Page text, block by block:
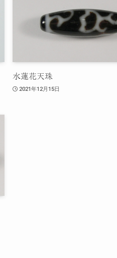
水蓮花天珠
2021年12月15日